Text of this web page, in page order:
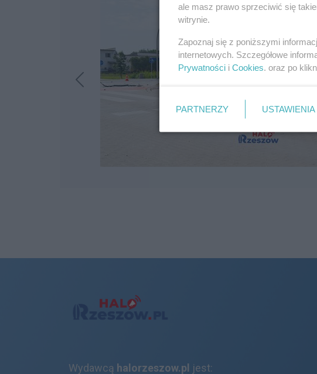
Wydawcą halorzeszow.pl jest:
ale masz prawo sprzeciwić się
witrynie.
Zapoznaj się z poniższymi
internetowych. Szczegółowe
Prywatności i Cookies. oraz po
PARTNERZY USTAWIENIA